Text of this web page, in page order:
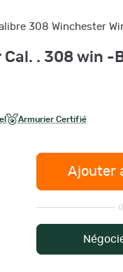
308 Winchester
. 308 win -
Armurier Certifié
Ajouter